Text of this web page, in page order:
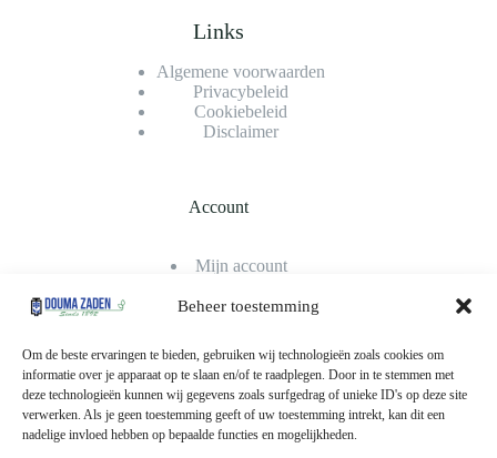
Beheer toestemming
Om de beste ervaringen te bieden, gebruiken wij technologieën zoals cookies om
informatie over je apparaat op te slaan en/of te raadplegen. Door in te stemmen met
deze technologieën kunnen wij gegevens zoals surfgedrag of unieke ID's op deze site
verwerken. Als je geen toestemming geeft of uw toestemming intrekt, kan dit een
nadelige invloed hebben op bepaalde functies en mogelijkheden.
Links
Algemene voorwaarden
Privacybeleid
Cookiebeleid
Disclaimer
Account
Mijn account
Winkelwagen
Klantenservice
Betaalmethodes